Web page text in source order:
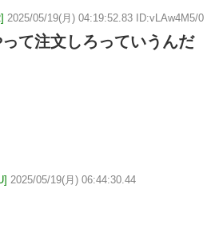
2025/05/19(月) 04:19:52.83 ID:vLAw4M5/0
て注文しろっていうんだ
2025/05/19(月) 06:44:30.44